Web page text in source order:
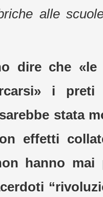
alle
dire che «le
i preti
stata
effetti
hanno mai